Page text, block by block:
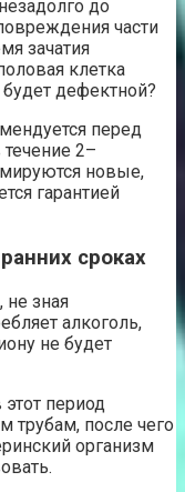
до
части
зачатия
клетка
дефектной?
перед
2–
новые,
гарантией
сроках
не зная
алкоголь,
не будет
период
трубам, после чего
организм